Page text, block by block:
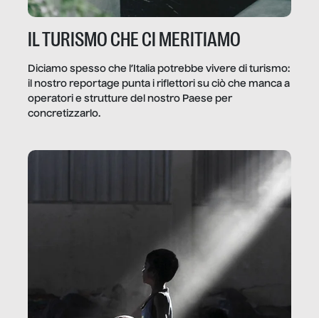
IL TURISMO CHE CI MERITIAMO
Diciamo spesso che l’Italia potrebbe vivere di turismo:
il nostro reportage punta i riflettori su ciò che manca a
operatori e strutture del nostro Paese per
concretizzarlo.